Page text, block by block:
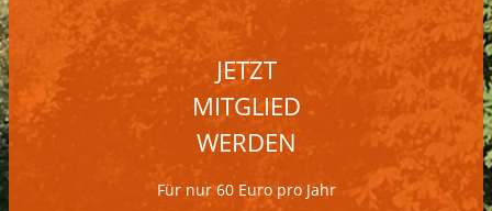
JETZT
MITGLIED
WERDEN
Für nur 60 Euro pro Jahr